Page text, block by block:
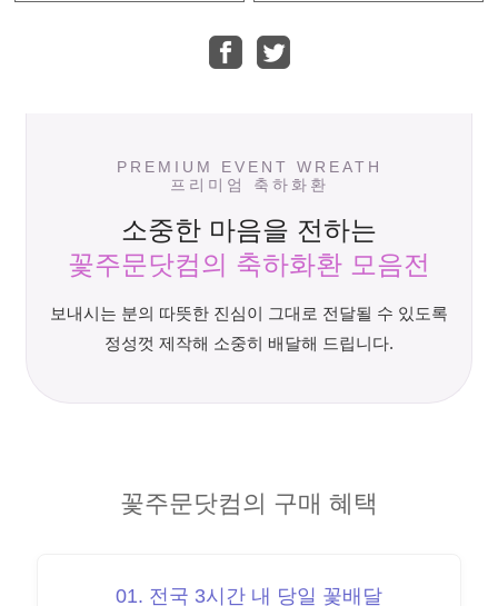
PREMIUM EVENT WREATH
프리미엄 축하화환
소중한 마음을 전하는
꽃주문닷컴의 축하화환 모음전
보내시는 분의 따뜻한 진심이 그대로 전달될 수 있도록
정성껏 제작해 소중히 배달해 드립니다.
꽃주문닷컴의 구매 혜택
01. 전국 3시간 내 당일 꽃배달